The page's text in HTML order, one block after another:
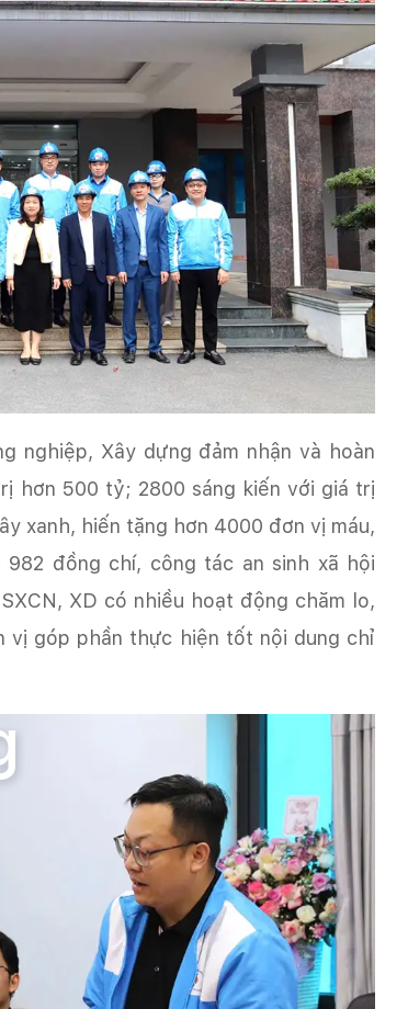
nghiệp, Xây dựng đảm nhận và hoàn
hơn 500 tỷ; 2800 sáng kiến với giá trị
xanh, hiến tặng hơn 4000 đơn vị máu,
đồng chí, công tác an sinh xã hội
XD có nhiều hoạt động chăm lo,
vị góp phần thực hiện tốt nội dung chỉ